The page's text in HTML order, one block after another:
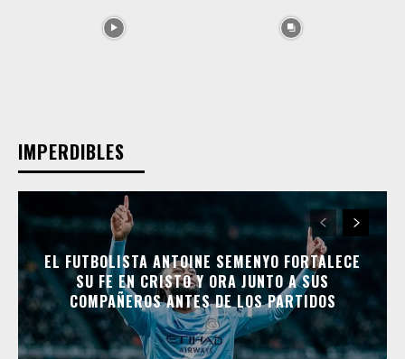
IMPERDIBLES
EL FUTBOLISTA ANTOINE SEMENYO FORTALECE
SU FE EN CRISTO Y ORA JUNTO A SUS
COMPAÑEROS ANTES DE LOS PARTIDOS